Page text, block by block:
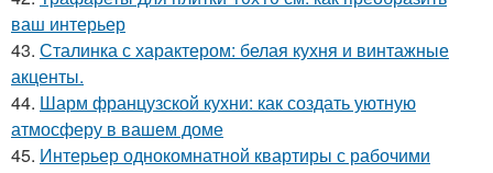
ваш интерьер
43. Сталинка с характером: белая кухня и винтажные
акценты.
44. Шарм французской кухни: как создать уютную
атмосферу в вашем доме
45. Интерьер однокомнатной квартиры с рабочими